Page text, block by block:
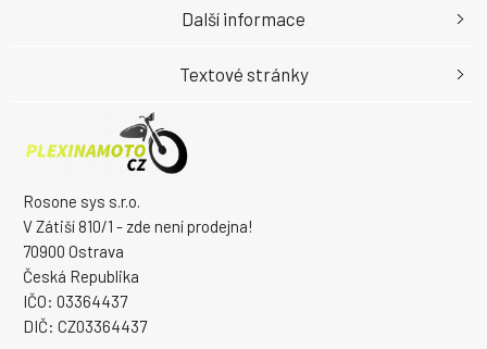
Rosone sys s.r.o.
V Zátiší 810/1 - zde není prodejna!
70900 Ostrava
Česká Republika
IČO: 03364437
DIČ: CZ03364437
Další informace
Textové stránky